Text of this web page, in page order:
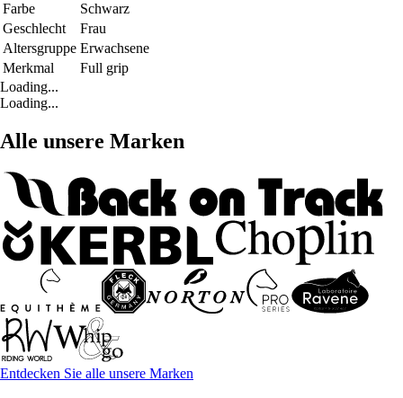
Farbe
Schwarz
Geschlecht
Frau
Altersgruppe Erwachsene
Merkmal
Full grip
Loading...
Loading...
Alle unsere Marken
Entdecken Sie alle unsere Marken